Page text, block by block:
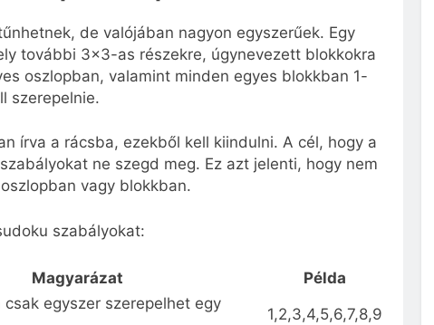
de valójában nagyon egyszerűek. Egy
további 3×3-as részekre, úgynevezett blokkokra
oszlopban, valamint minden egyes blokkban 1-
szerepelnie.
írva a rácsba, ezekből kell kiindulni. A cél, hogy a
ne szegd meg. Ez azt jelenti, hogy nem
vagy blokkban.
szabályokat:
Magyarázat
Példa
egyszer szerepelhet egy
1,2,3,4,5,6,7,8,9